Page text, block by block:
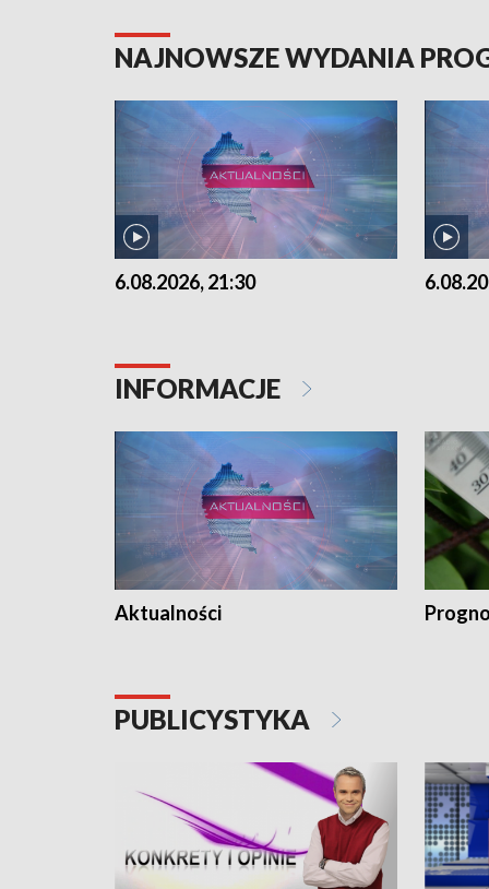
NAJNOWSZE WYDANIA
6.08.2026, 21:30
INFORMACJE
Aktualności
PUBLICYSTYKA